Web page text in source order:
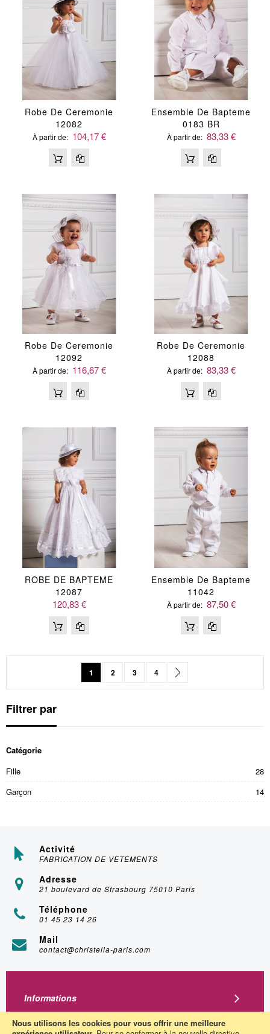
Nous utilisons les cookies pour vous offrir une meilleure
Robe De Ceremonie
12082
À partir de 104,17 €
Ensemble De Bapteme
0183 BR
À partir de 83,33 €
Robe De Ceremonie
12092
À partir de 116,67 €
Robe De Ceremonie
12088
À partir de 83,33 €
ROBE DE BAPTEME
12087
120,83 €
Ensemble De Bapteme
11042
À partir de 87,50 €
PageVous lisez actuellement la page
1 Page
2 Page
3 Page
4
Filtrer par
Catégorie
Fille
28
Garçon
14
Activité
FABRICATION DE VETEMENTS
Adresse
21 boulevard de Strasbourg 75010 Paris
Téléphone
01 45 23 14 26
Mail
contact@christella-paris.com
Informations
A Propos